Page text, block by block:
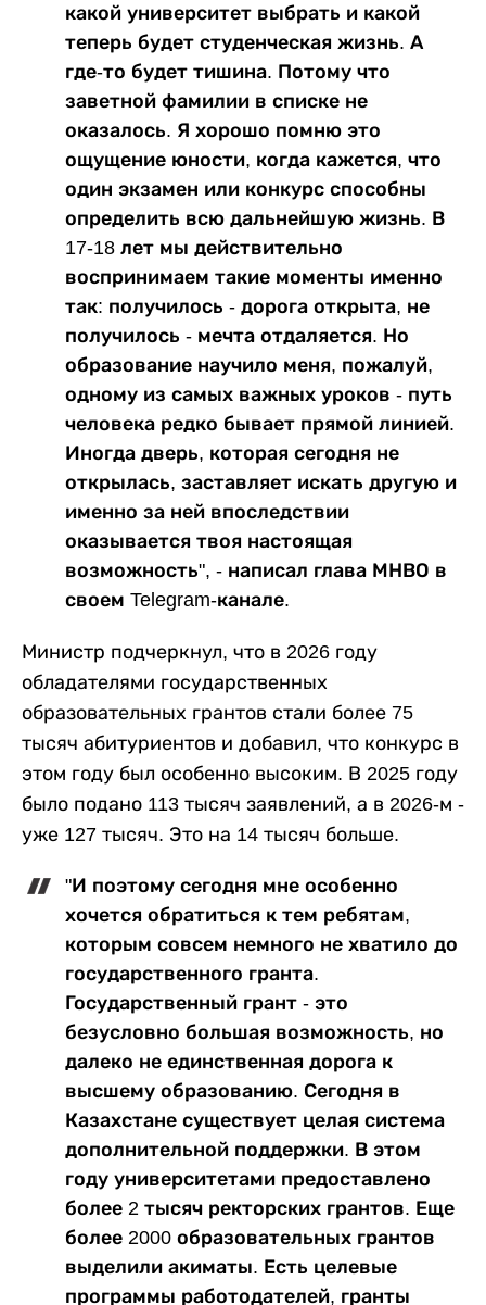
какой университет выбрать и какой
теперь будет студенческая жизнь. А
где-то будет тишина. Потому что
заветной фамилии в списке не
оказалось. Я хорошо помню это
ощущение юности, когда кажется, что
один экзамен или конкурс способны
определить всю дальнейшую жизнь. В
17-18 лет мы действительно
воспринимаем такие моменты именно
так: получилось - дорога открыта, не
получилось - мечта отдаляется. Но
образование научило меня, пожалуй,
одному из самых важных уроков - путь
человека редко бывает прямой линией.
Иногда дверь, которая сегодня не
открылась, заставляет искать другую и
именно за ней впоследствии
оказывается твоя настоящая
возможность", - написал глава МНВО в
своем Telegram-канале.
Министр подчеркнул, что в 2026 году
обладателями государственных
образовательных грантов стали более 75
тысяч абитуриентов и добавил, что конкурс в
этом году был особенно высоким. В 2025 году
было подано 113 тысяч заявлений, а в 2026-м -
уже 127 тысяч. Это на 14 тысяч больше.
"И поэтому сегодня мне особенно
хочется обратиться к тем ребятам,
которым совсем немного не хватило до
государственного гранта.
Государственный грант - это
безусловно большая возможность, но
далеко не единственная дорога к
высшему образованию. Сегодня в
Казахстане существует целая система
дополнительной поддержки. В этом
году университетами предоставлено
более 2 тысяч ректорских грантов. Еще
более 2000 образовательных грантов
выделили акиматы. Есть целевые
программы работодателей, гранты